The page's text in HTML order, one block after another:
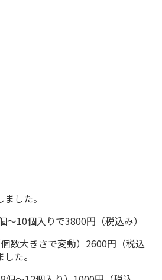
した。
10個入りで3800円（税込み）
数大きさで変動）2600円（税込
た。